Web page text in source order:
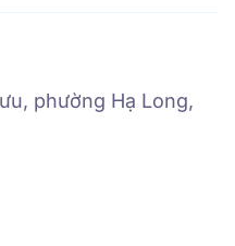
phường Hạ Long,